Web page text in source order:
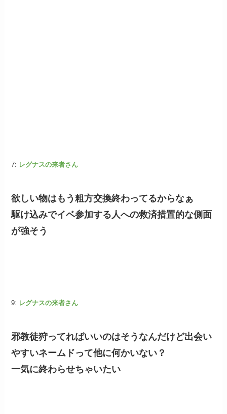
7: レグナスの来者さん
欲しい物はもう粗方交換終わってるからなぁ
駆け込みでイベ参加する人への救済措置的な側面
が強そう
9: レグナスの来者さん
邪教徒狩ってればいいのはそうなんだけど出会い
やすいネームドって他に何かいない？
一気に終わらせちゃいたい